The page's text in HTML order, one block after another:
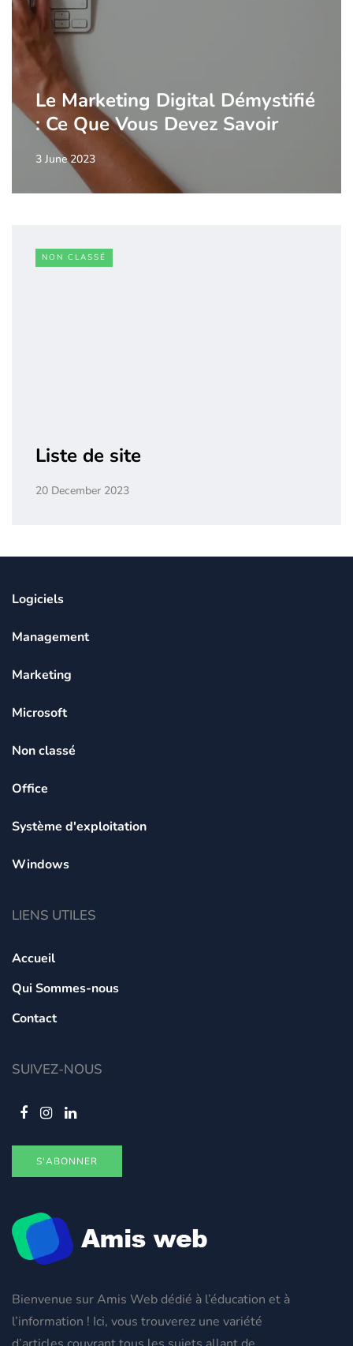
Le Marketing Digital Démystifié
: Ce Que Vous Devez Savoir
3 June 2023
NON CLASSÉ
Liste de site
20 December 2023
Bienvenue sur Amis Web dédié à l’éducation et à
l’information ! Ici, vous trouverez une variété
Logiciels
Management
Marketing
Microsoft
Non classé
Office
Système d'exploitation
Windows
LIENS UTILES
Accueil
Qui Sommes-nous
Contact
SUIVEZ-NOUS
S'ABONNER